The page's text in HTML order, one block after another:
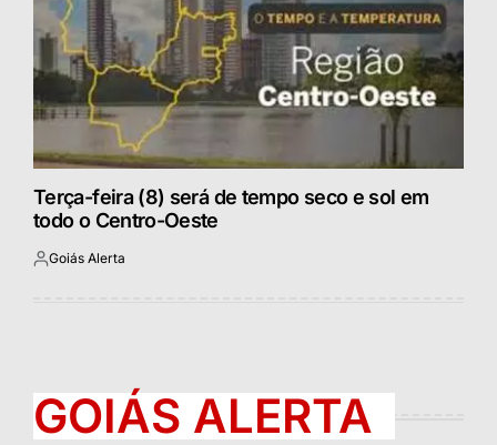
Terça-feira (8) será de tempo seco e sol em
todo o Centro-Oeste
Postado
Goiás Alerta
GOIÁS ALERTA